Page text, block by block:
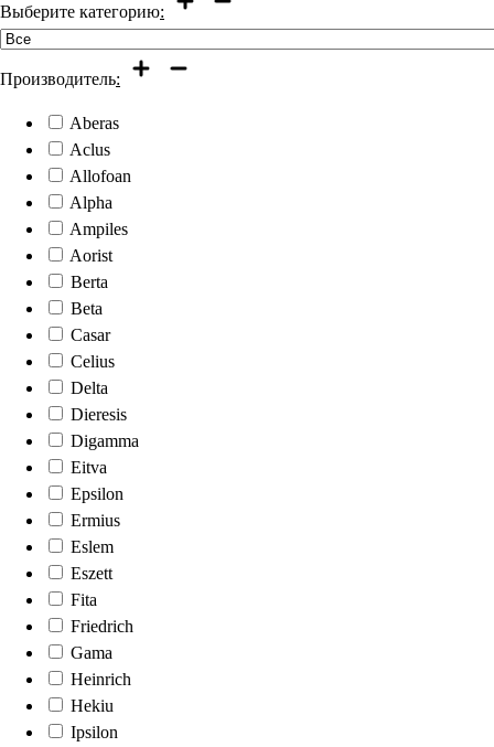
Выберите категорию:
Производитель:
Aberas
Aclus
Allofoan
Alpha
Ampiles
Aorist
Berta
Beta
Casar
Celius
Delta
Dieresis
Digamma
Eitva
Epsilon
Ermius
Eslem
Eszett
Fita
Friedrich
Gama
Heinrich
Hekiu
Ipsilon